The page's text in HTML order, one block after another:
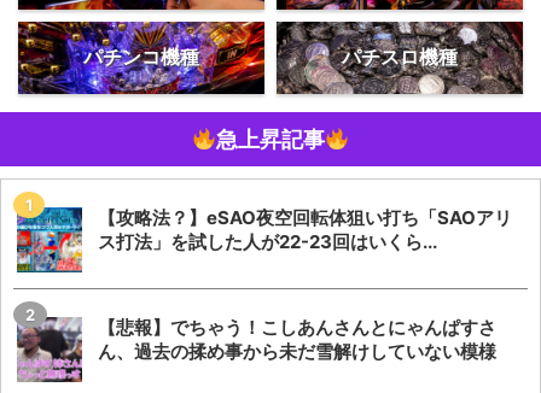
パチンコ機種 パチスロ機種
急上昇記事
【攻略法？】eSAO夜空回転体狙い打ち「SAOアリ
ス打法」を試した人が22-23回はいくら...
【悲報】でちゃう！こしあんさんとにゃんぱすさ
ん、過去の揉め事から未だ雪解けしていない模様